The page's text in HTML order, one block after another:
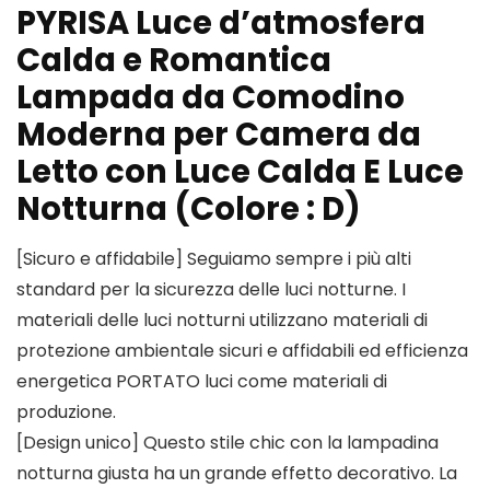
PYRISA Luce d’atmosfera
Calda e Romantica
Lampada da Comodino
Moderna per Camera da
Letto con Luce Calda E Luce
Notturna (Colore : D)
[Sicuro e affidabile] Seguiamo sempre i più alti
standard per la sicurezza delle luci notturne. I
materiali delle luci notturni utilizzano materiali di
protezione ambientale sicuri e affidabili ed efficienza
energetica PORTATO luci come materiali di
produzione.
[Design unico] Questo stile chic con la lampadina
notturna giusta ha un grande effetto decorativo. La